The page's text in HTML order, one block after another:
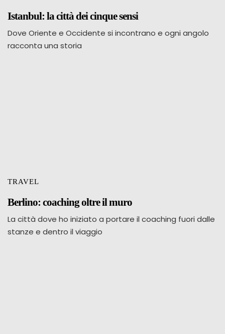
Istanbul: la città dei cinque sensi
Dove Oriente e Occidente si incontrano e ogni angolo
racconta una storia
TRAVEL
Berlino: coaching oltre il muro
La città dove ho iniziato a portare il coaching fuori dalle
stanze e dentro il viaggio